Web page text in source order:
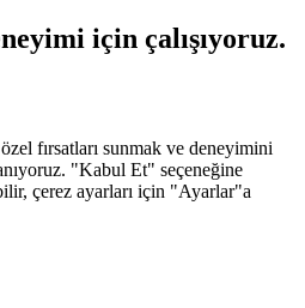
için çalışıyoruz.
fırsatları sunmak ve deneyimini
"Kabul Et" seçeneğine
çerez ayarları için "Ayarlar"a